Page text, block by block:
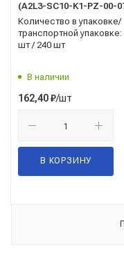
(A2L3-SC10-K1-PZ-00-
Количество в упаковке/
транспортной упаковке:
шт / 240 шт
В наличии
162,40₽/шт
В КОРЗИНУ